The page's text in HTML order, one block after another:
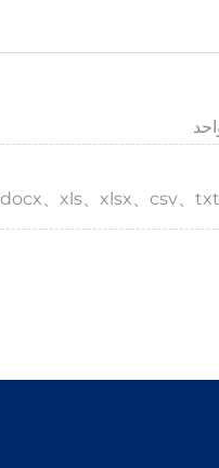
、xls、xlsx、csv、txt